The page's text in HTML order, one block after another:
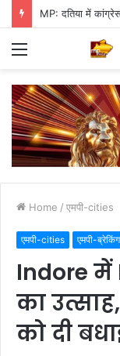
MP: दतिया में
Menu
Home / एमपी-cities
एमपी-cities एमपी-ब्रेकिंग
Indore में
का
को दी